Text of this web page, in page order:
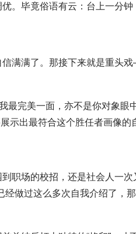
。毕竟俗语有云：台上一分钟
信满满了。那接下来就是重头
最完美一面，亦不是你对象眼
示出最符合这个胜任者画像的
职场的校招，还是社会人一次
经做过这么多次自我介绍了，